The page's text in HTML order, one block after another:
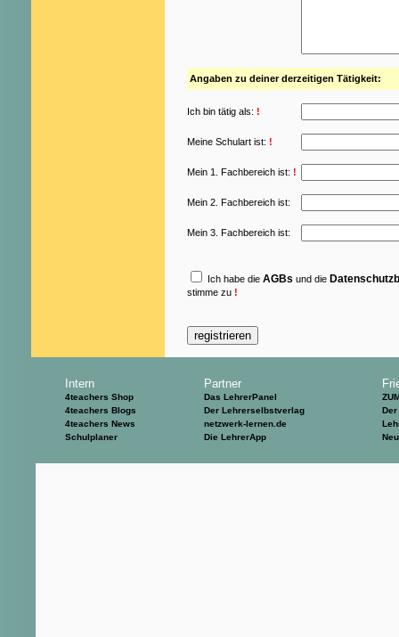
Angaben zu deiner derzeitigen Tätigkeit:
Ich bin tätig als: !
Meine Schulart ist: !
Mein 1. Fachbereich ist: !
Mein 2. Fachbereich ist:
Mein 3. Fachbereich ist:
Ich habe die AGBs und die
stimme zu !
Intern
4teachers Shop
4teachers Blogs
4teachers News
Schulplaner
Partner
Das LehrerPanel
Der Lehrerselbstverlag
netzwerk-lernen.de
Die LehrerApp